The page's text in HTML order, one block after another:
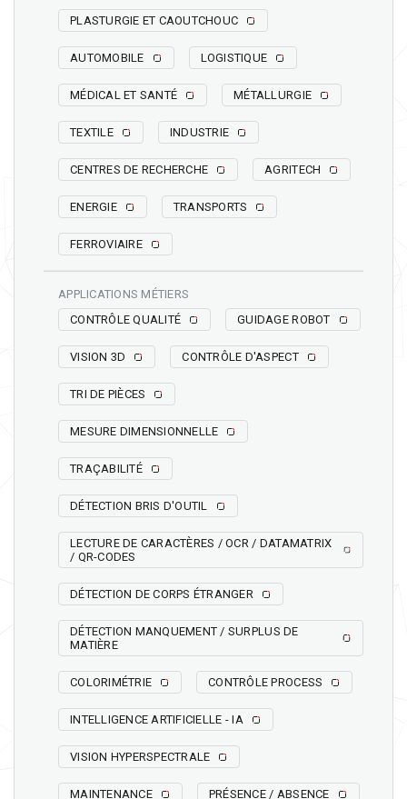
PLASTURGIE ET CAOUTCHOUC
AUTOMOBILE LOGISTIQUE
MÉDICAL ET SANTÉ MÉTALLURGIE
TEXTILE INDUSTRIE
CENTRES DE RECHERCHE AGRITECH
ENERGIE TRANSPORTS
FERROVIAIRE
APPLICATIONS MÉTIERS
CONTRÔLE QUALITÉ
GUIDAGE ROBOT
VISION 3D CONTRÔLE D'ASPECT
TRI DE PIÈCES
MESURE DIMENSIONNELLE
TRAÇABILITÉ
DÉTECTION BRIS D'OUTIL
LECTURE DE CARACTÈRES / OCR / DATAMATRIX
/ QR-CODES
DÉTECTION DE CORPS ÉTRANGER
DÉTECTION MANQUEMENT / SURPLUS DE
MATIÈRE
COLORIMÉTRIE CONTRÔLE PROCESS
INTELLIGENCE ARTIFICIELLE - IA
VISION HYPERSPECTRALE
MAINTENANCE PRÉSENCE / ABSENCE